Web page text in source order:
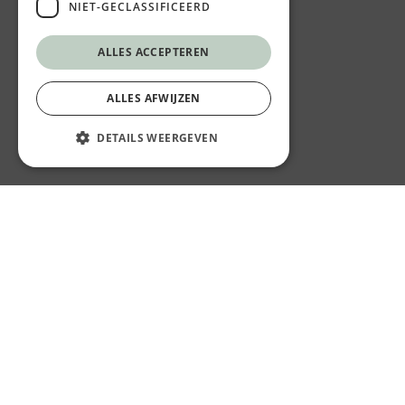
NIET-GECLASSIFICEERD
ALLES ACCEPTEREN
ALLES AFWIJZEN
DETAILS WEERGEVEN